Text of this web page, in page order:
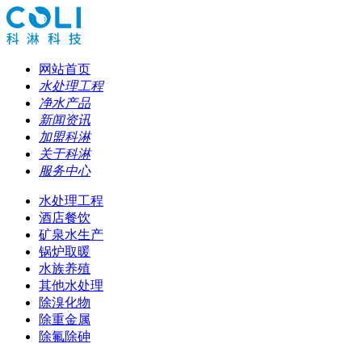
网站首页
水处理工程
净水产品
新闻资讯
加盟科淋
关于科淋
服务中心
水处理工程
酒店餐饮
矿泉水生产
锅炉取暖
水族养殖
其他水处理
除溴化物
除重金属
除氟除砷